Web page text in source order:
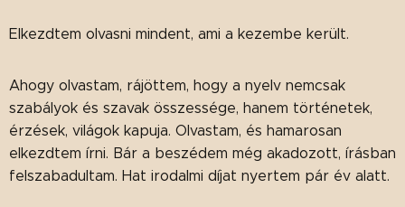
Elkezdtem olvasni mindent, ami a kezembe került.
Ahogy olvastam, rájöttem, hogy a nyelv nemcsak
szabályok és szavak összessége, hanem történetek,
érzések, világok kapuja. Olvastam, és hamarosan
elkezdtem írni. Bár a beszédem még akadozott, írásban
felszabadultam. Hat irodalmi díjat nyertem pár év alatt.